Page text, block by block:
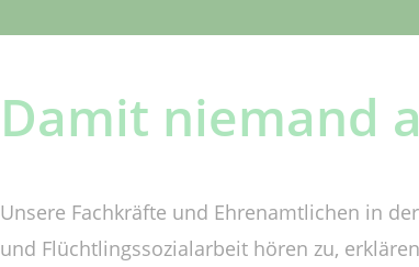
Damit niemand
Unsere Fachkräfte und Ehrenamtlichen in
und Flüchtlingssozialarbeit hören zu,